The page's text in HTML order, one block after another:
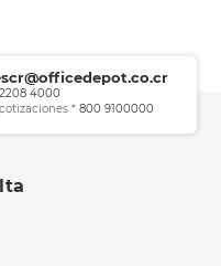
2208 4000
*800 9100000